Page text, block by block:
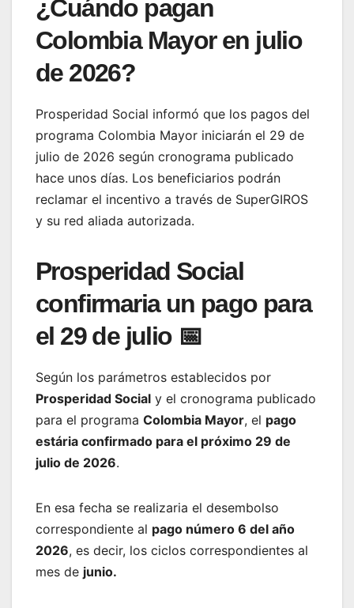
¿Cuándo pagan
Colombia Mayor en julio
de 2026?
Prosperidad Social informó que los pagos del
programa Colombia Mayor iniciarán el 29 de
julio de 2026 según cronograma publicado
hace unos días. Los beneficiarios podrán
reclamar el incentivo a través de SuperGIROS
y su red aliada autorizada.
Prosperidad Social
confirmaria un pago para
el 29 de julio 📅
Según los parámetros establecidos por
Prosperidad Social y el cronograma publicado
para el programa Colombia Mayor, el pago
estária confirmado para el próximo 29 de
julio de 2026.
En esa fecha se realizaria el desembolso
correspondiente al pago número 6 del año
2026, es decir, los ciclos correspondientes al
mes de junio.